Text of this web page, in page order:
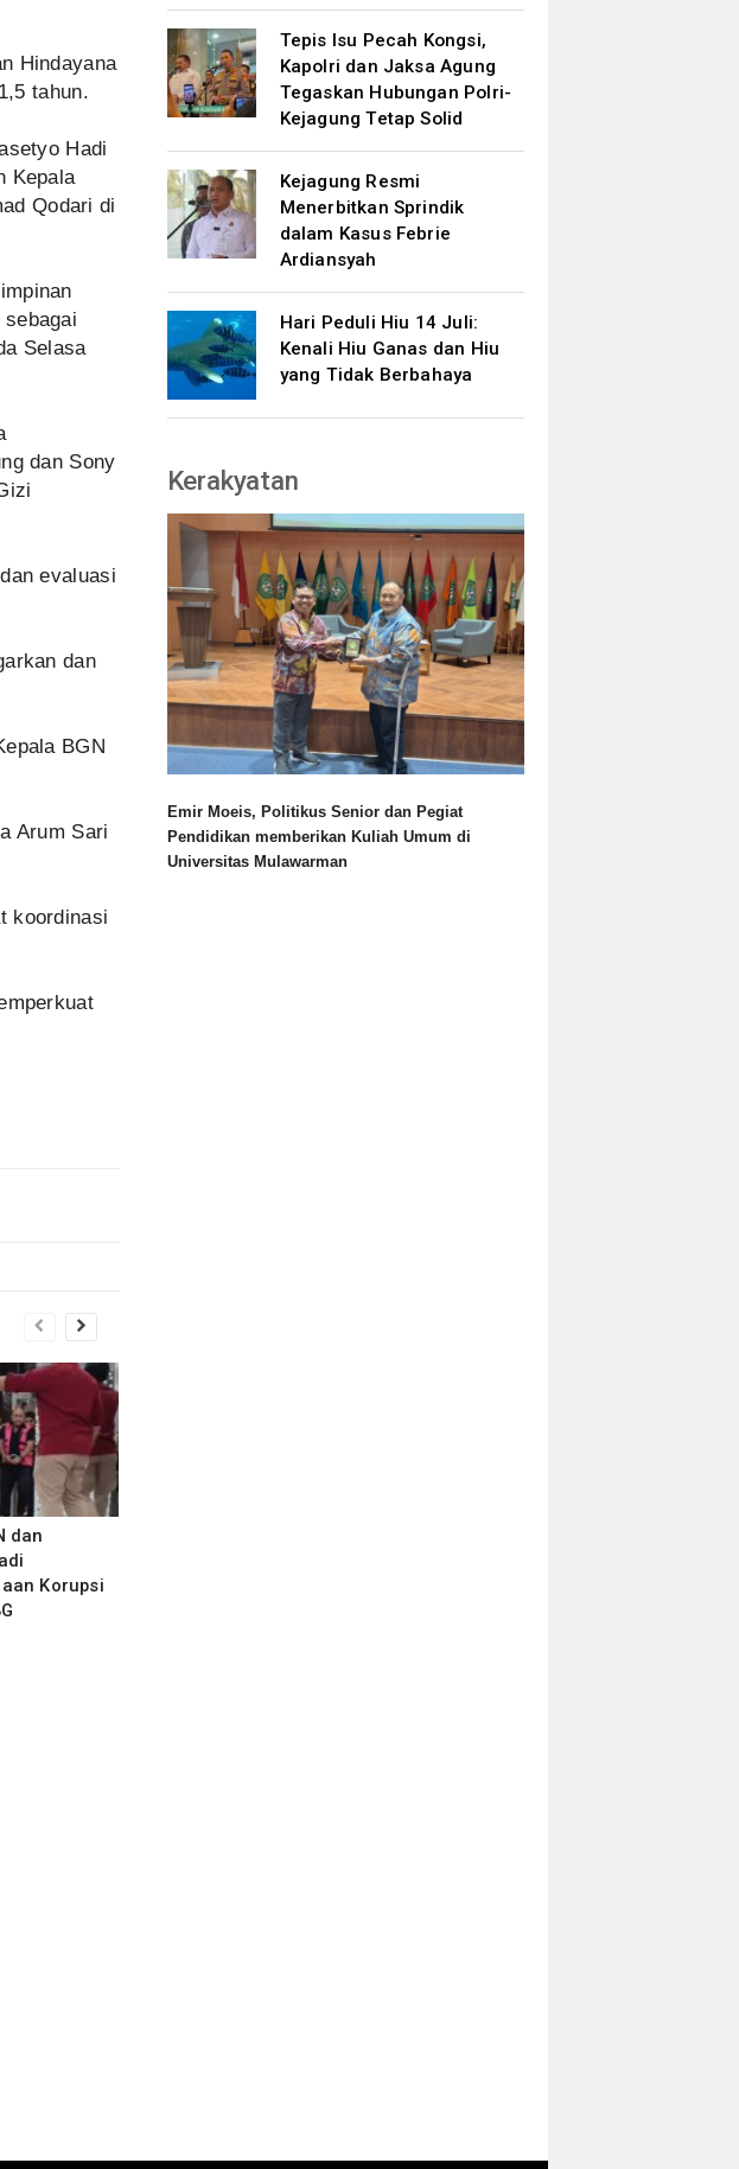
Hindayana
tahun.
Hadi
Kepala
Qodari di
Selasa
dan Sony
evaluasi
dan
BGN
Arum Sari
koordinasi
dan
Korupsi
Tepis Isu Pecah Kongsi,
Kapolri dan Jaksa Agung
Tegaskan Hubungan Polri-
Kejagung Tetap Solid
Kejagung Resmi
Menerbitkan Sprindik
dalam Kasus Febrie
Ardiansyah
Hari Peduli Hiu 14 Juli:
Kenali Hiu Ganas dan Hiu
yang Tidak Berbahaya
Kerakyatan
Emir Moeis, Politikus Senior dan Pegiat
Pendidikan memberikan Kuliah Umum di
Universitas Mulawarman